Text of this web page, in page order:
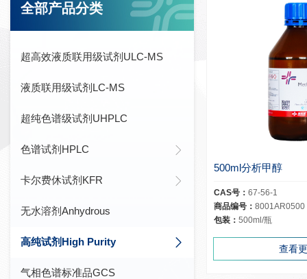
全部产品分类
超高效液质联用级试剂ULC-MS
液质联用级试剂LC-MS
超纯色谱级试剂UHPLC
色谱试剂HPLC
卡尔费休试剂KFR
无水溶剂Anhydrous
高纯试剂High Purity
气相色谱标准品GCS
500ml分析甲醇
CAS号： 67-56-1
商品编号： 8001AR0500
包装： 500ml/瓶
查看